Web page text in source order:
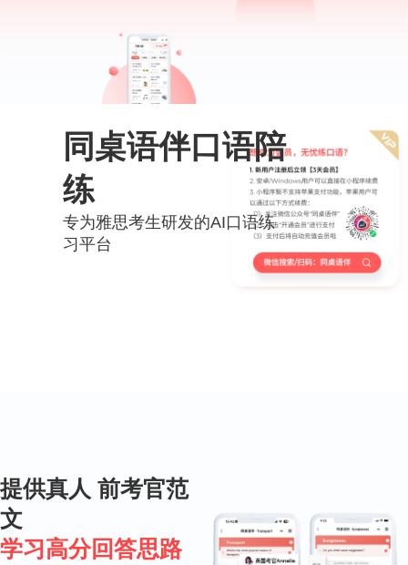
同桌语伴口语陪
练
专为雅思考生研发的AI口语练
习平台
提供真人 前考官范
文
学习高分回答思路